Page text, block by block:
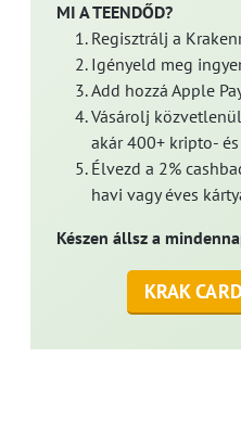
MI A TEENDŐD?
Regisztrálj a
Igényeld meg
Add hozzá Apple
Vásárolj
akár 400+ kripto-
Élvezd a 2%
havi vagy éves
Készen állsz a
KRAK